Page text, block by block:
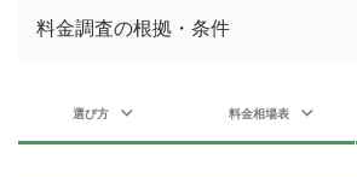
料金調査の根拠・条件
選び方 料金相場表